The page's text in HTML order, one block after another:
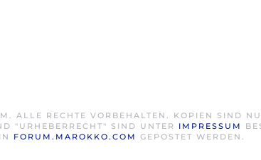
ALLE RECHTE VORBEHALTEN. KOPIEN SIND
"URHEBERRECHT" SIND UNTER IMPRESSUM
FORUM.MAROKKO.COM GEPOSTET WERDEN.